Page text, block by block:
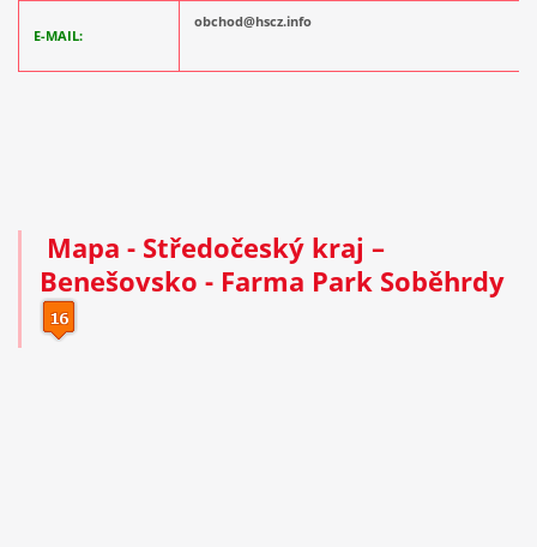
E-MAIL:
obchod@hscz.info
Mapa - Středočeský kraj –
Benešovsko - Farma Park Soběhrdy